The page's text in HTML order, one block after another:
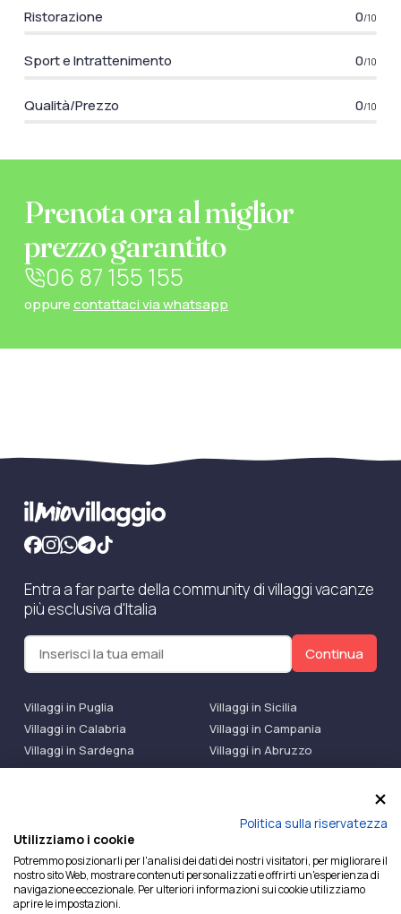
Ristorazione 0/10
Sport e Intrattenimento 0/10
Qualità/Prezzo 0/10
Prenota ora al miglior
prezzo garantito
06 87 155 155
oppurecontattaci via whatsapp
Entra a far parte della community di villaggi vacanze
più esclusiva d'Italia
Continua
Villaggi in Puglia
Villaggi in Sicilia
Villaggi in Calabria
Villaggi in Campania
Villaggi in Sardegna
Villaggi in Abruzzo
Villaggi Bluserena
Villaggi TH Resort
Ilmiovillaggio è un marchio di Ekiwi S.r.l.
Licenza Agenzia Viaggi e Turismo n° 2015/0133251 del
26/02/2015 e coperta da RC per Agenzia di Viaggi n°
OX00081147 REVO Specialty LiabilityXTravel Agencies.
Politica sulla riservatezza
Utilizziamo i cookie
Potremmo posizionarli per l'analisi dei dati dei nostri visitatori, per migliorare il
nostro sito Web, mostrare contenuti personalizzati e offrirti un'esperienza di
navigazione eccezionale. Per ulteriori informazioni sui cookie utilizziamo
aprire le impostazioni.